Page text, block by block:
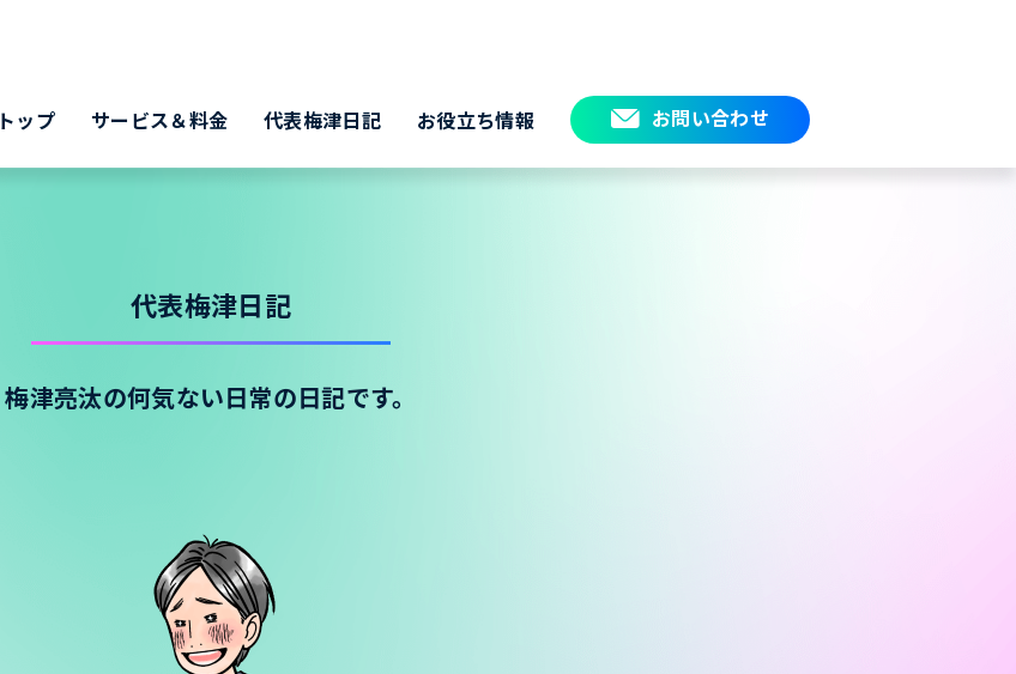
トップ サービス＆料金 代表梅津日記 お役立ち情報 お問い合わせ
代表梅津日記
梅津亮汰の何気ない日常の日記です。